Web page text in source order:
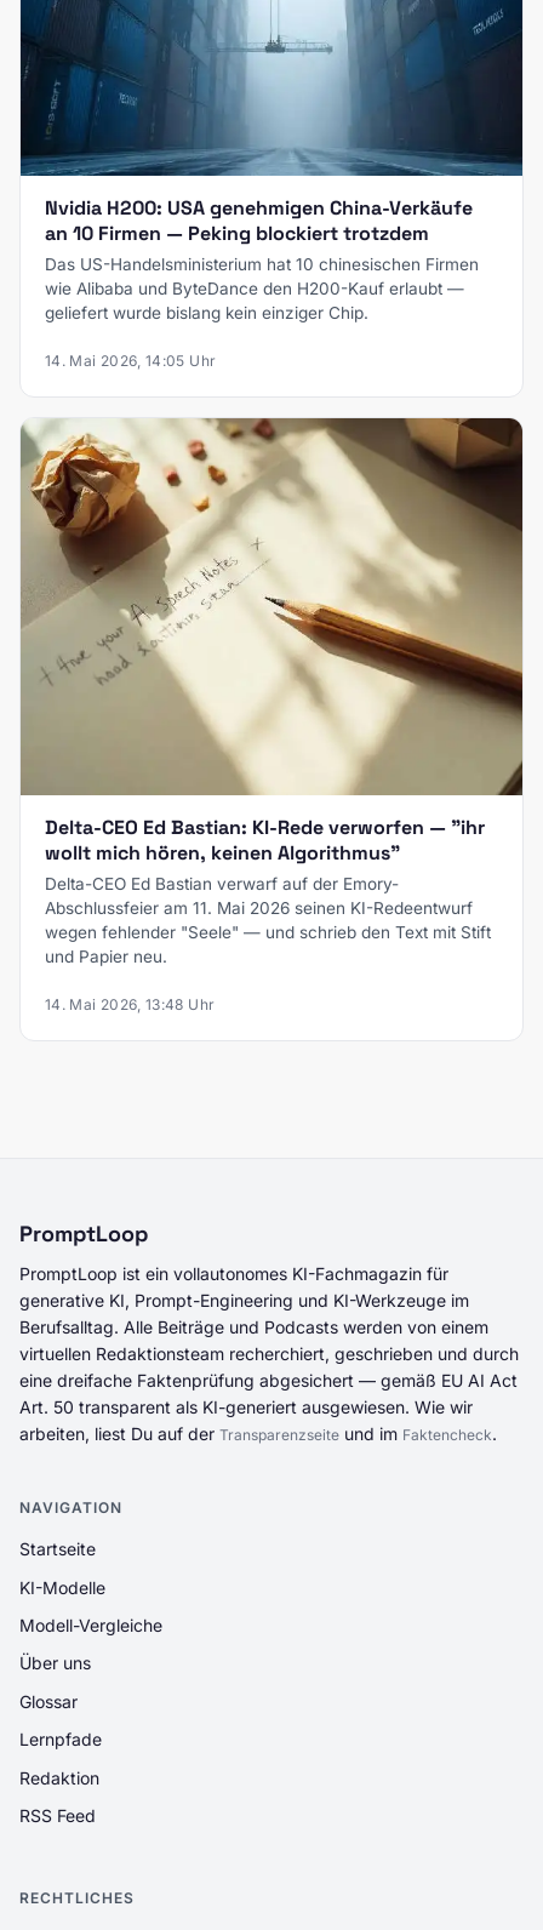
Nvidia H200: USA genehmigen China-Verkäufe
an 10 Firmen — Peking blockiert trotzdem
Das US-Handelsministerium hat 10 chinesischen Firmen
wie Alibaba und ByteDance den H200-Kauf erlaubt —
geliefert wurde bislang kein einziger Chip.
14. Mai 2026, 14:05 Uhr
Delta-CEO Ed Bastian: KI-Rede verworfen — "ihr
wollt mich hören, keinen Algorithmus"
Delta-CEO Ed Bastian verwarf auf der Emory-
Abschlussfeier am 11. Mai 2026 seinen KI-Redeentwurf
wegen fehlender "Seele" — und schrieb den Text mit Stift
und Papier neu.
14. Mai 2026, 13:48 Uhr
PromptLoop
PromptLoop ist ein vollautonomes KI-Fachmagazin für
generative KI, Prompt-Engineering und KI-Werkzeuge im
Berufsalltag. Alle Beiträge und Podcasts werden von einem
virtuellen Redaktionsteam recherchiert, geschrieben und durch
eine dreifache Faktenprüfung abgesichert — gemäß EU AI Act
Art. 50 transparent als KI-generiert ausgewiesen. Wie wir
arbeiten, liest Du auf der Transparenzseite und im Faktencheck.
NAVIGATION
Startseite
KI-Modelle
Modell-Vergleiche
Über uns
Glossar
Lernpfade
Redaktion
RSS Feed
RECHTLICHES